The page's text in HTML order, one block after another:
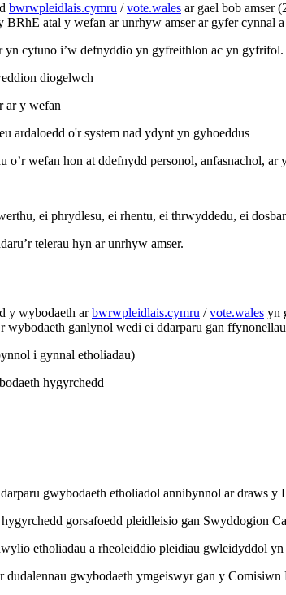
bwrwpleidlais.cymru /vote.wales ar gael bob amser
atal y wefan ar unrhyw amser ar gyfer cynnal
yn cytuno i’w defnyddio yn gyfreithlon ac yn
diogelwch
ar y wefan
ardaloedd o'r system nad ydynt yn gyhoeddus
wefan hon at ddefnydd personol, anfasnachol, ar
ei phrydlesu, ei rhentu, ei thrwyddedu, ei
telerau hyn ar unrhyw amser.
y wybodaeth arbwrwpleidlais.cymru /vote.wales yn
wybodaeth ganlynol wedi ei ddarparu gan
i gynnal etholiadau)
hygyrchedd
gwybodaeth etholiadol annibynnol ar draws y
gorsafoedd pleidleisio gan Swyddogion
etholiadau a rheoleiddio pleidiau gwleidyddol
dudalennau gwybodaeth ymgeiswyr gan y Comisiwn